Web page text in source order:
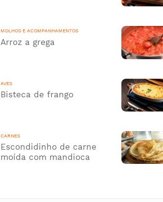
MOLHOS E ACOMPANHAMENTOS
Arroz a grega
AVES
Bisteca de frango
CARNES
Escondidinho de carne
moída com mandioca